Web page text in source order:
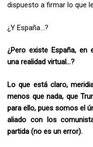
dispuesto a firmar lo que
¿Y España…?
¿Pero existe España,
una realidad virtual…?
Lo que está claro,
menos que nada, que
para ello, pues somos el
aliado con los
partida (no es un error).